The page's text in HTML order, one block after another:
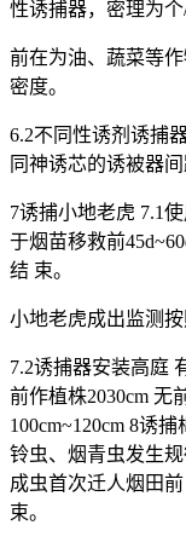
性诱捕器，密理为个
前在为油、蔬菜等
密度。
6.2不同性诱剂诱捕
同神诱芯的诱被器间
7诱捕小地老虎 7.1
于烟苗移救前
结 束。
小地老虎成出监测按
7.2诱捕器安装高庭
前作植株2030cm 无
100cm~120cm 8诱
铃虫、烟青虫发生
成虫首次迁人烟田
束。